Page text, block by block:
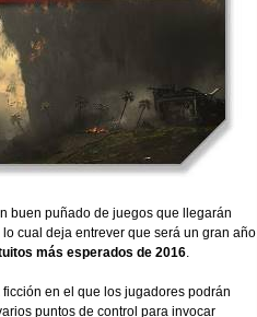
buen puñado de juegos que llegarán
cual deja entrever que será un gran año
más esperados de 2016.
en el que los jugadores podrán
puntos de control para invocar